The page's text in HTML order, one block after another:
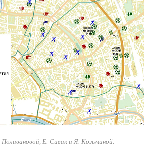
Е. Сивак и Я. Козьминой.